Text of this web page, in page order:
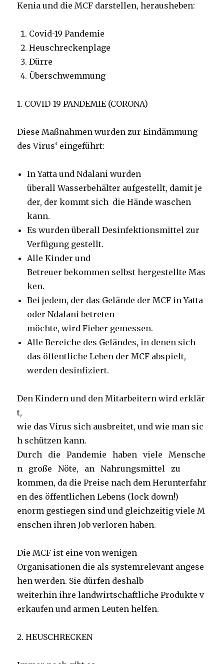
Kenia und die MCF darstellen, herausheben:
Covid-19 Pandemie
Heuschreckenplage
Dürre
Überschwemmung
1. COVID-19 PANDEMIE (CORONA)
Diese Maßnahmen wurden zur Eindämmung
des Virus‘ eingeführt:
In Yatta und Ndalani wurden
überall Wasserbehälter aufgestellt, damit je
der, der kommt sich die Hände waschen
kann.
Es wurden überall Desinfektionsmittel zur
Verfügung gestellt.
Alle Kinder und
Betreuer bekommen selbst hergestellte Mas
ken.
Bei jedem, der das Gelände der MCF in Yatta
oder Ndalani betreten
möchte, wird Fieber gemessen.
Alle Bereiche des Geländes, in denen sich
das öffentliche Leben der MCF abspielt,
werden desinfiziert.
Den Kindern und den Mitarbeitern wird erklär
t,
wie das Virus sich ausbreitet, und wie man sic
h schützen kann.
Durch die Pandemie haben viele Mensche
n große Nöte, an Nahrungsmittel zu
kommen, da die Preise nach dem Herunterfahr
en des öffentlichen Lebens (lock down!)
enorm gestiegen sind und gleichzeitig viele M
enschen ihren Job verloren haben.
Die MCF ist eine von wenigen
Organisationen die als systemrelevant angese
hen werden. Sie dürfen deshalb
weiterhin ihre landwirtschaftliche Produkte v
erkaufen und armen Leuten helfen.
2. HEUSCHRECKEN